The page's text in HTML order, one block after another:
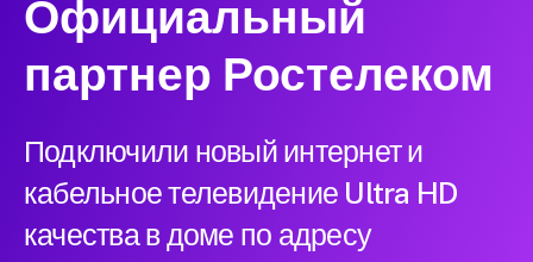
Официальный
партнер Ростелеком
Подключили новый интернет и
кабельное телевидение Ultra HD
качества в доме по адресу